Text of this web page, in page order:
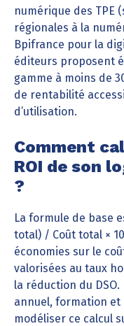
numérique des TPE
régionales à la
Bpifrance pour la
éditeurs proposent
gamme à moins de
de rentabilité
d’utilisation.
Comment
ROI de son
?
La formule de base
total) / Coût total ×
économies sur le
valorisées au taux
la réduction du
annuel, formation
modéliser ce calcul